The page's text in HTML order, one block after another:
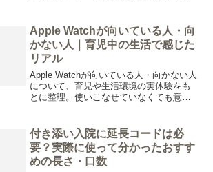
Apple Watchが向いている人・向
かない人｜育児中の生活で感じた
リアル
Apple Watchが向いている人・向かない人
について、育児や生活環境の実体験をも
とに整理。使いこなせていなくても意味
まとめています。
付き添い入院に延長コードは必
要？実際に使って分かったおすす
めの長さ・口数